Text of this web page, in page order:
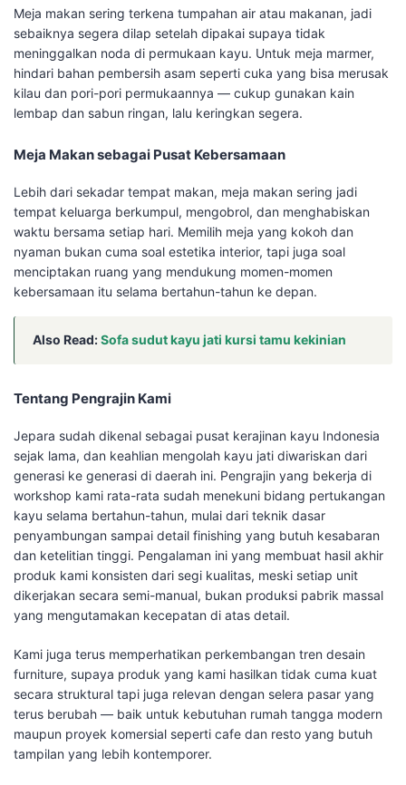
Meja makan sering terkena tumpahan air atau makanan, jadi
sebaiknya segera dilap setelah dipakai supaya tidak
meninggalkan noda di permukaan kayu. Untuk meja marmer,
hindari bahan pembersih asam seperti cuka yang bisa merusak
kilau dan pori-pori permukaannya — cukup gunakan kain
lembap dan sabun ringan, lalu keringkan segera.
Meja Makan sebagai Pusat Kebersamaan
Lebih dari sekadar tempat makan, meja makan sering jadi
tempat keluarga berkumpul, mengobrol, dan menghabiskan
waktu bersama setiap hari. Memilih meja yang kokoh dan
nyaman bukan cuma soal estetika interior, tapi juga soal
menciptakan ruang yang mendukung momen-momen
kebersamaan itu selama bertahun-tahun ke depan.
Also Read:Sofa sudut kayu jati kursi tamu kekinian
Tentang Pengrajin Kami
Jepara sudah dikenal sebagai pusat kerajinan kayu Indonesia
sejak lama, dan keahlian mengolah kayu jati diwariskan dari
generasi ke generasi di daerah ini. Pengrajin yang bekerja di
workshop kami rata-rata sudah menekuni bidang pertukangan
kayu selama bertahun-tahun, mulai dari teknik dasar
penyambungan sampai detail finishing yang butuh kesabaran
dan ketelitian tinggi. Pengalaman ini yang membuat hasil akhir
produk kami konsisten dari segi kualitas, meski setiap unit
dikerjakan secara semi-manual, bukan produksi pabrik massal
yang mengutamakan kecepatan di atas detail.
Kami juga terus memperhatikan perkembangan tren desain
furniture, supaya produk yang kami hasilkan tidak cuma kuat
secara struktural tapi juga relevan dengan selera pasar yang
terus berubah — baik untuk kebutuhan rumah tangga modern
maupun proyek komersial seperti cafe dan resto yang butuh
tampilan yang lebih kontemporer.